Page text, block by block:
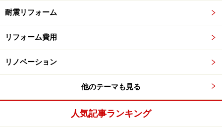
耐震リフォーム
リフォーム費用
リノベーション
他のテーマも見る
人気記事ランキング